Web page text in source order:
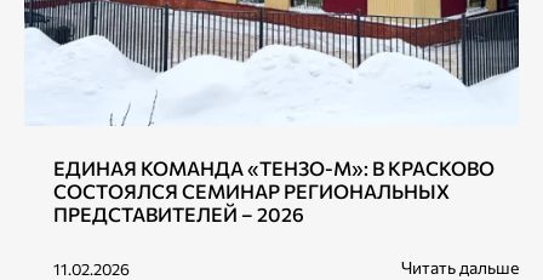
ЕДИНАЯ КОМАНДА «ТЕНЗО-М»: В КРАСКОВО
СОСТОЯЛСЯ СЕМИНАР РЕГИОНАЛЬНЫХ
ПРЕДСТАВИТЕЛЕЙ – 2026
11.02.2026 Читать дальше